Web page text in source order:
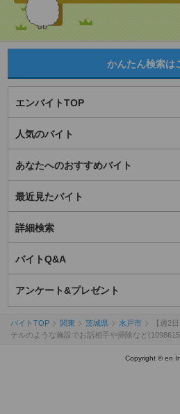
かんたん検索は
エンバイトTOP
人気のバイト
あなたへのおすすめバイト
最近見たバイト
詳細検索
バイトQ&A
アンケート&プレゼント
バイトTOP 関東 茨城県 水戸市
【週2
テルのような施設でお話相手や掃除など
Copyright © en